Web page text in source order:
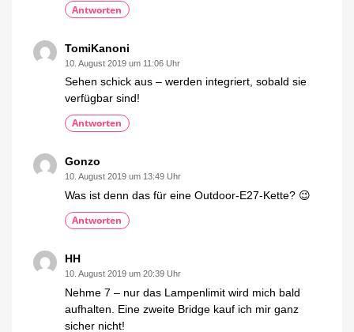
Antworten
TomiKanoni
10. August 2019 um 11:06 Uhr
Sehen schick aus – werden integriert, sobald sie
verfügbar sind!
Antworten
Gonzo
10. August 2019 um 13:49 Uhr
Was ist denn das für eine Outdoor-E27-Kette? 😉
Antworten
HH
10. August 2019 um 20:39 Uhr
Nehme 7 – nur das Lampenlimit wird mich bald
aufhalten. Eine zweite Bridge kauf ich mir ganz
sicher nicht!